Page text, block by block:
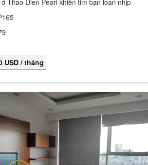
USD / tháng